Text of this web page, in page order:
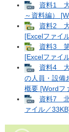
資料1
～資料編）
資料2 大
[Excelファイ
資料3 第
[Excelファイ
資料4 大
の人員・設備
概要 [Wordフ
資料7 北
ァイル／